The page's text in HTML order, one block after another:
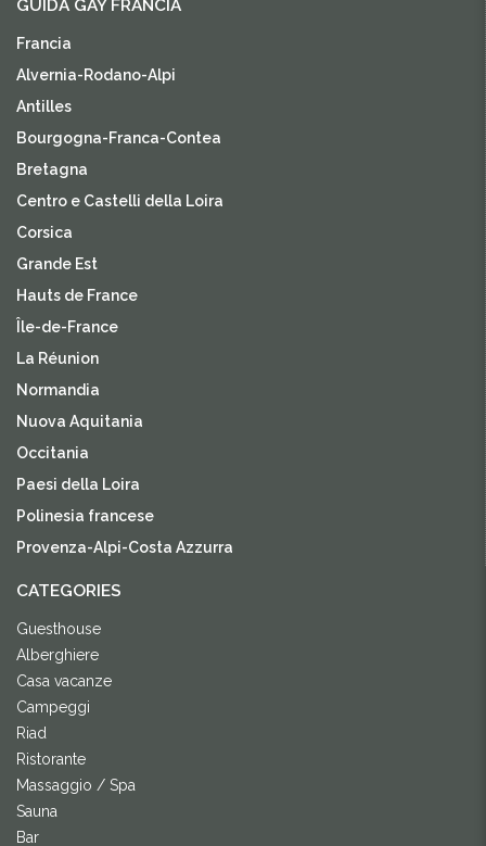
GUIDA GAY FRANCIA
Francia
Alvernia-Rodano-Alpi
Antilles
Bourgogna-Franca-Contea
Bretagna
Centro e Castelli della Loira
Corsica
Grande Est
Hauts de France
Île-de-France
La Réunion
Normandia
Nuova Aquitania
Occitania
Paesi della Loira
Polinesia francese
Provenza-Alpi-Costa Azzurra
CATEGORIES
Guesthouse
Alberghiere
Casa vacanze
Campeggi
Riad
Ristorante
Massaggio / Spa
Sauna
Bar